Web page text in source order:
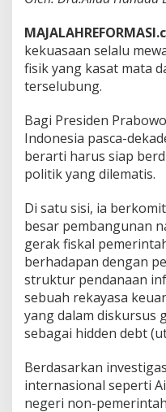
kekuasaan selalu
fisik yang kasat mata
terselubung.
Bagi Presiden
Indonesia pasca-
berarti harus siap
politik yang dilematis.
Di satu sisi, ia
besar pembangunan
gerak fiskal
berhadapan dengan
struktur pendanaan
sebuah rekayasa
yang dalam diskursus
sebagai hidden debt
​Berdasarkan
internasional seperti
negeri non-